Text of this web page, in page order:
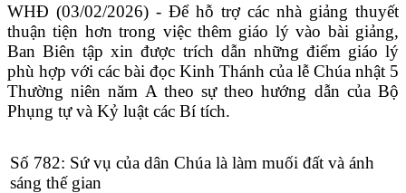
WHĐ (03/02/2026) - Để hỗ trợ các nhà giảng thuyết
thuận tiện hơn trong việc thêm giáo lý vào bài giảng,
Ban Biên tập xin được trích dẫn những điểm giáo lý
phù hợp với các bài đọc Kinh Thánh của lễ Chúa nhật 5
Thường niên năm A theo sự theo hướng dẫn của Bộ
Phụng tự và Kỷ luật các Bí tích.
Số 782: Sứ vụ của dân Chúa là làm muối đất và ánh
sáng thế gian